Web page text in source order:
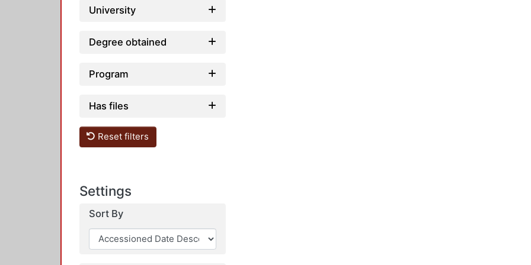
University
Degree obtained
Program
Has files
Reset filters
Settings
Sort By